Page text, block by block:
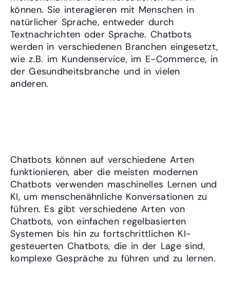
können. Sie interagieren mit Menschen in
natürlicher Sprache, entweder durch
Textnachrichten oder Sprache. Chatbots
werden in verschiedenen Branchen eingesetzt,
wie z.B. im Kundenservice, im E-Commerce, in
der Gesundheitsbranche und in vielen
anderen.
Chatbots können auf verschiedene Arten
funktionieren, aber die meisten modernen
Chatbots verwenden maschinelles Lernen und
KI, um menschenähnliche Konversationen zu
führen. Es gibt verschiedene Arten von
Chatbots, von einfachen regelbasierten
Systemen bis hin zu fortschrittlichen KI-
gesteuerten Chatbots, die in der Lage sind,
komplexe Gespräche zu führen und zu lernen.